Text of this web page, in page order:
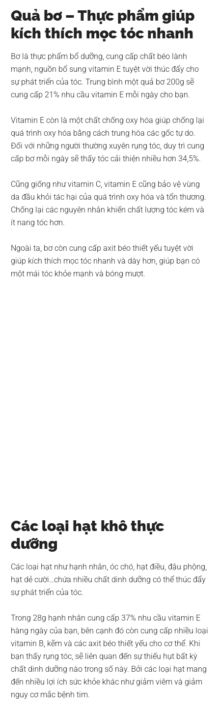
Quả bơ – Thực phẩm giúp
kích thích mọc tóc nhanh
Bơ là thực phẩm bổ dưỡng, cung cấp chất béo lành
mạnh, nguồn bổ sung vitamin E tuyệt vời thúc đẩy cho
sự phát triển của tóc. Trung bình một quả bơ 200g sẽ
cung cấp 21% nhu cầu vitamin E mỗi ngày cho bạn.
Vitamin E còn là một chất chống oxy hóa giúp chống lại
quá trình oxy hóa bằng cách trung hòa các gốc tự do.
Đối với những người thường xuyên rụng tóc, duy trì cung
cấp bơ mỗi ngày sẽ thấy tóc cải thiện nhiều hơn 34,5%.
Cũng giống như vitamin C, vitamin E cũng bảo vệ vùng
da đầu khỏi tác hại của quá trình oxy hóa và tổn thương.
Chống lại các nguyên nhân khiến chất lượng tóc kém và
ít nang tóc hơn.
Ngoài ta, bơ còn cung cấp axit béo thiết yếu tuyệt vời
giúp kích thích mọc tóc nhanh và dày hơn, giúp bạn có
một mái tóc khỏe mạnh và bóng mượt.
Các loại hạt khô thực
dưỡng
Các loại hạt như hạnh nhân, óc chó, hạt điều, đậu phộng,
hạt dẻ cười…chứa nhiều chất dinh dưỡng có thể thúc đẩy
sự phát triển của tóc.
Trong 28g hạnh nhân cung cấp 37% nhu cầu vitamin E
hàng ngày của bạn, bên cạnh đó còn cung cấp nhiều loại
vitamin B, kẽm và các axit béo thiết yếu cho cơ thể. Khi
bạn thấy rụng tóc, sẽ liên quan đến sự thiếu hụt bất kỳ
chất dinh dưỡng nào trong số này. Bởi các loại hạt mang
đến nhiều lợi ích sức khỏe khác như giảm viêm và giảm
nguy cơ mắc bệnh tim.